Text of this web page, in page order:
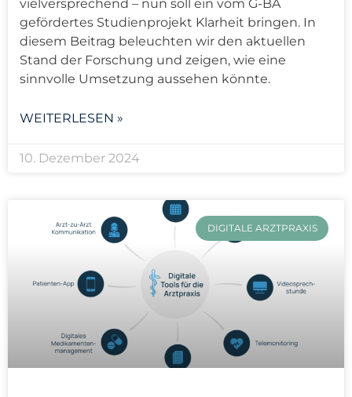
vielversprechend – nun soll ein vom G-BA
gefördertes Studienprojekt Klarheit bringen. In
diesem Beitrag beleuchten wir den aktuellen
Stand der Forschung und zeigen, wie eine
sinnvolle Umsetzung aussehen könnte.
WEITERLESEN »
10. Dezember 2024
DIGITALE ARZTPRAXIS